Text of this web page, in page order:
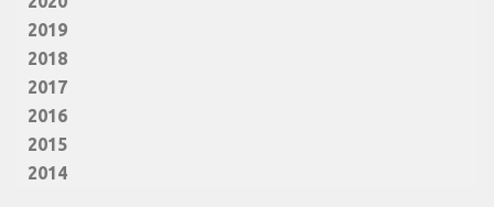
2019
2018
2017
2016
2015
2014